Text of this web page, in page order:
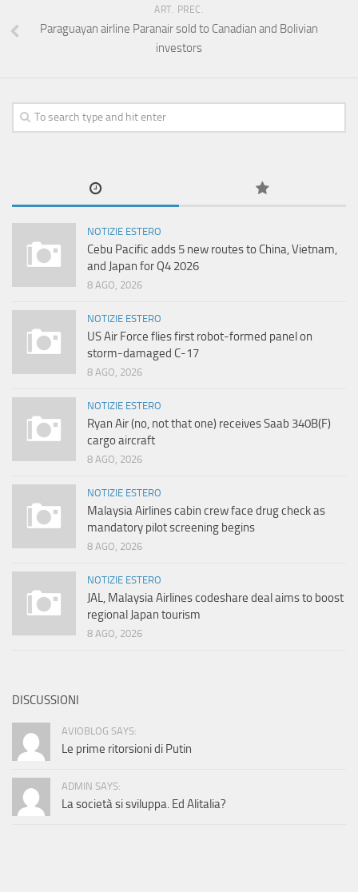
ART. PREC.
Paraguayan airline Paranair sold to Canadian and Bolivian
investors
NOTIZIE ESTERO
Cebu Pacific adds 5 new routes to China, Vietnam,
and Japan for Q4 2026
8 AGO, 2026
NOTIZIE ESTERO
US Air Force flies first robot-formed panel on
storm-damaged C-17
8 AGO, 2026
NOTIZIE ESTERO
Ryan Air (no, not that one) receives Saab 340B(F)
cargo aircraft
8 AGO, 2026
NOTIZIE ESTERO
Malaysia Airlines cabin crew face drug check as
mandatory pilot screening begins
8 AGO, 2026
NOTIZIE ESTERO
JAL, Malaysia Airlines codeshare deal aims to boost
regional Japan tourism
8 AGO, 2026
DISCUSSIONI
AVIOBLOG SAYS:
Le prime ritorsioni di Putin
ADMIN SAYS:
La società si sviluppa. Ed Alitalia?